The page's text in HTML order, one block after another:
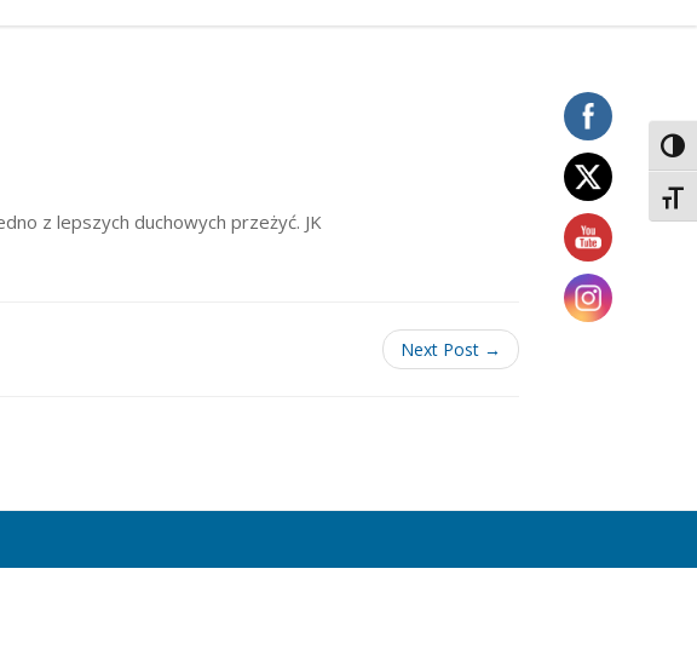
z lepszych duchowych przeżyć. JK
Next Post →